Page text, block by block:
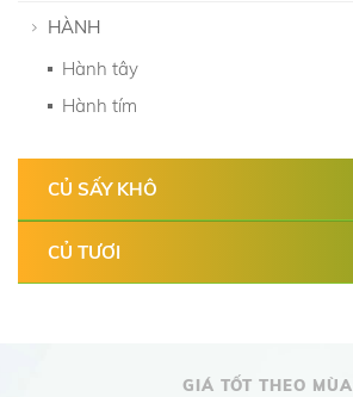
HÀNH
Hành tây
Hành tím
CỦ SẤY KHÔ
CỦ TƯƠI
GIÁ TỐT THEO MÙA